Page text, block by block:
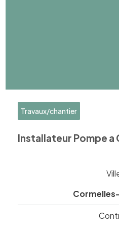
Travaux/chantier
Installateur Pompe a